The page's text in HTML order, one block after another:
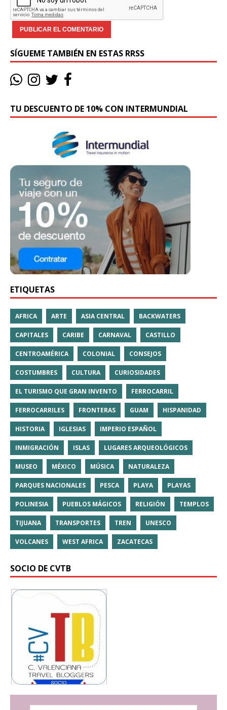
SÍGUEME TAMBIÉN EN ESTAS RRSS
TU DESCUENTO DE 10% CON INTERMUNDIAL
ETIQUETAS
AFRICA ARTE ASIA CENTRAL BACKWATERS
CAPITALES CARIBE CARNAVAL CASTILLO
CENTROAMÉRICA COLONIAL CONSEJOS
COSTUMBRES CULTURA CURIOSIDADES
EL TURISMO QUE GRAN INVENTO FERROCARRIL
FERROCARRILES FRONTERAS GUAM HISPANIDAD
HISTORIA IGLESIAS IMPERIO ESPAÑOL
INMIGRACIÓN ISLAS LUGARES ARQUEOLÓGICOS
MUSEO MÉXICO MÚSICA NATURALEZA
PARQUES NACIONALES PESCA PLAYA PLAYAS
POLINESIA PUEBLOS MÁGICOS RELIGIÓN TEMPLOS
TIJUANA TRANSPORTES TREN UNESCO
VOLCANES WEST AFRICA ZACATECAS
SOCIO DE CVTB